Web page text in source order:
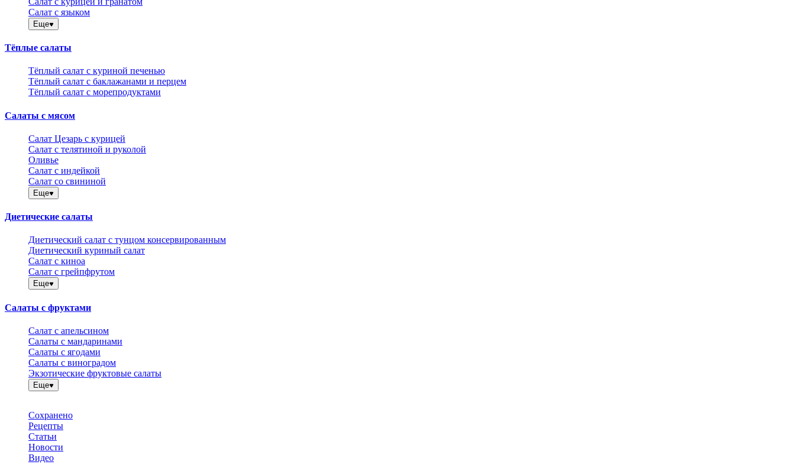
Салат с языком
Еще
Тёплые салаты
Тёплый салат с куриной печенью
Тёплый салат с баклажанами и перцем
Тёплый салат с морепродуктами
Салаты с мясом
Салат Цезарь с курицей
Салат с телятиной и руколой
Оливье
Салат с индейкой
Салат со свининой
Еще
Диетические салаты
Диетический салат с тунцом консервированным
Диетический куриный салат
Салат с киноа
Салат с грейпфрутом
Еще
Салаты с фруктами
Салат с апельсином
Салаты с мандаринами
Салаты с ягодами
Салаты с виноградом
Экзотические фруктовые салаты
Еще
Сохранено
Рецепты
Статьи
Новости
Видео